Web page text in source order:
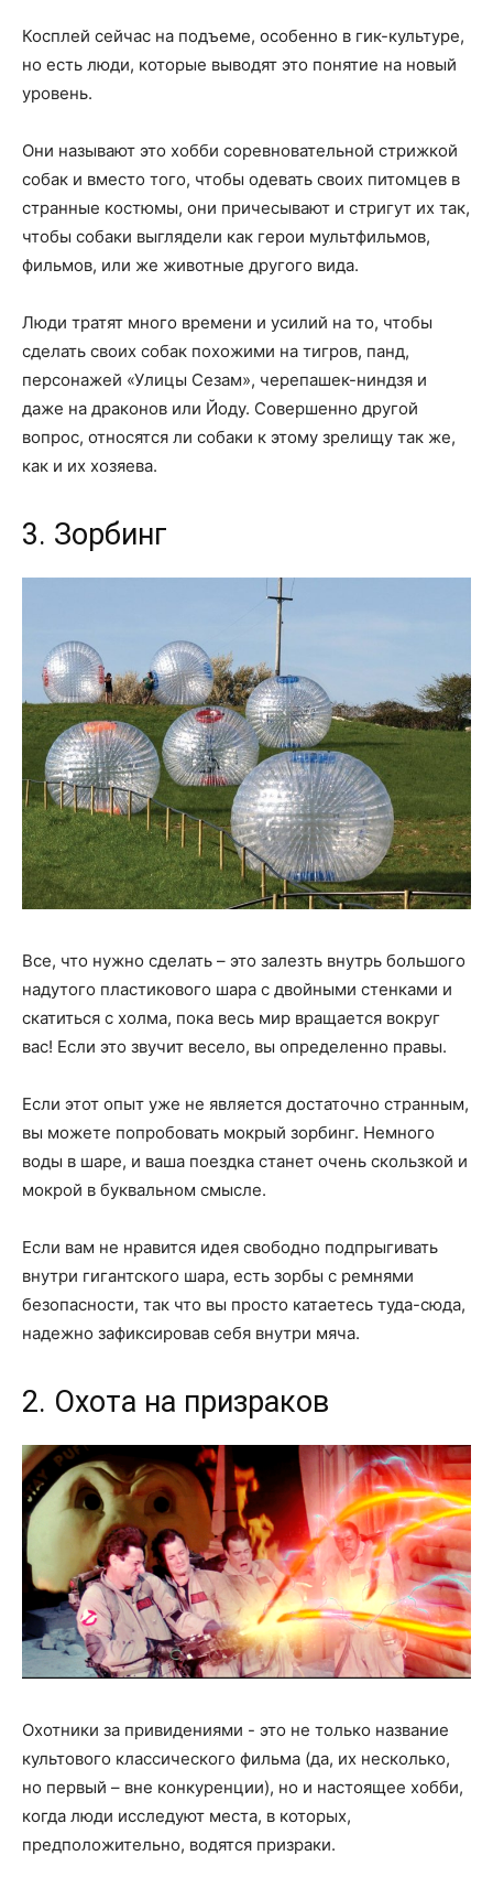
Косплей сейчас на подъеме, особенно в гик-культуре,
но есть люди, которые выводят это понятие на новый
уровень.
Они называют это хобби соревновательной стрижкой
собак и вместо того, чтобы одевать своих питомцев в
странные костюмы, они причесывают и стригут их так,
чтобы собаки выглядели как герои мультфильмов,
фильмов, или же животные другого вида.
Люди тратят много времени и усилий на то, чтобы
сделать своих собак похожими на тигров, панд,
персонажей «Улицы Сезам», черепашек-ниндзя и
даже на драконов или Йоду. Совершенно другой
вопрос, относятся ли собаки к этому зрелищу так же,
как и их хозяева.
3. Зорбинг
Все, что нужно сделать – это залезть внутрь большого
надутого пластикового шара с двойными стенками и
скатиться с холма, пока весь мир вращается вокруг
вас! Если это звучит весело, вы определенно правы.
Если этот опыт уже не является достаточно странным,
вы можете попробовать мокрый зорбинг. Немного
воды в шаре, и ваша поездка станет очень скользкой и
мокрой в буквальном смысле.
Если вам не нравится идея свободно подпрыгивать
внутри гигантского шара, есть зорбы с ремнями
безопасности, так что вы просто катаетесь туда-сюда,
надежно зафиксировав себя внутри мяча.
2. Охота на призраков
Охотники за привидениями - это не только название
культового классического фильма (да, их несколько,
но первый – вне конкуренции), но и настоящее хобби,
когда люди исследуют места, в которых,
предположительно, водятся призраки.